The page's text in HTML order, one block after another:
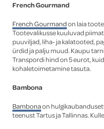
French Gourmand
French Gourmandon laia
Tootevalikusse kuuluvad
puuviljad, liha- ja kalatooted,
ürdid ja palju muud. Kaupu
Transpordi hind on 5 eurot,
kohaletoimetamine tasuta.
Bambona
Bambonaon
teenust Tartus ja Tallinnas.